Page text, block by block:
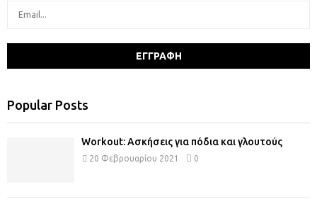
Popular Posts
Workout: Ασκήσεις για πόδια και γλουτούς
20 Φεβρουαρίου 2021 0